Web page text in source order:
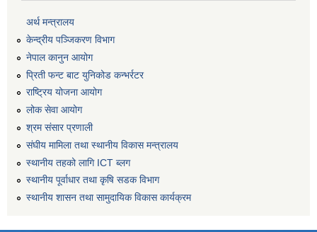
अर्थ मन्त्रालय
केन्द्रीय पञ्जिकरण विभाग
नेपाल कानुन आयोग
प्रिती फन्ट बाट युनिकोड कन्भर्रटर
राष्ट्रिय योजना आयोग
लोक सेवा आयोग
श्रम संसार प्रणाली
संघीय मामिला तथा स्थानीय विकास मन्त्रालय
स्थानीय तहको लागि ICT ब्लग
स्थानीय पूर्वाधार तथा कृषि सडक विभाग
स्थानीय शासन तथा सामुदायिक विकास कार्यक्रम